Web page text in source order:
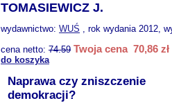
TOMASIEWICZ J.
wydawnictwo: WUŚ , rok wydania 2012,
cena netto: 74.59 Twoja cena 70,86 zł
do koszyka
Naprawa czy zniszczenie
demokracji?